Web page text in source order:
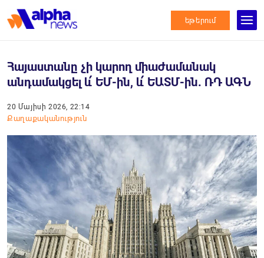
եթերում
Հայաստանը չի կարող միաժամանակ
անդամակցել և՛ ԵՄ-ին, և՛ ԵԱՏՄ-ին. ՌԴ ԱԳՆ
20 Մայիսի 2026, 22:14
Քաղաքականություն